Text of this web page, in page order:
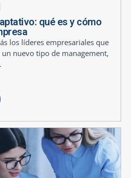
qué es y cómo
los líderes empresariales que
nuevo tipo de management,